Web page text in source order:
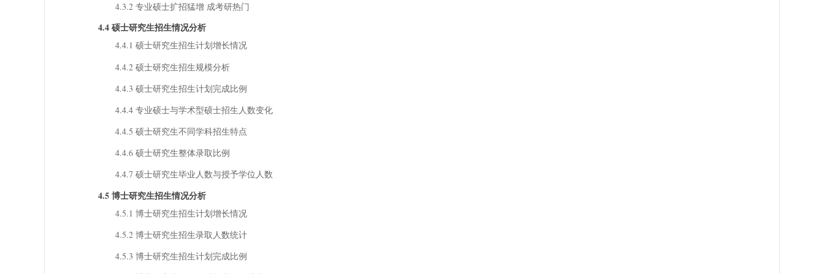
4.3.2 专业硕士扩招猛增 成考研热门
4.4 硕士研究生招生情况分析
4.4.1 硕士研究生招生计划增长情况
4.4.2 硕士研究生招生规模分析
4.4.3 硕士研究生招生计划完成比例
4.4.4 专业硕士与学术型硕士招生人数变化
4.4.5 硕士研究生不同学科招生特点
4.4.6 硕士研究生整体录取比例
4.4.7 硕士研究生毕业人数与授予学位人数
4.5 博士研究生招生情况分析
4.5.1 博士研究生招生计划增长情况
4.5.2 博士研究生招生录取人数统计
4.5.3 博士研究生招生计划完成比例